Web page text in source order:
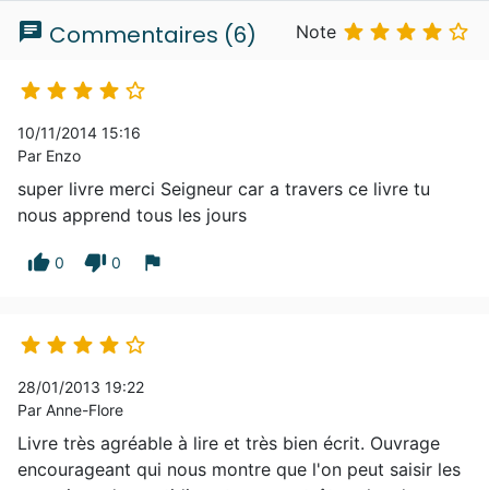
chat Commentaires (6) Note     
    
10/11/2014 15:16
Par Enzo
super livre merci Seigneur car a travers ce livre tu
nous apprend tous les jours
thumb_up 0 thumb_down 0 flag
    
28/01/2013 19:22
Par Anne-Flore
Livre très agréable à lire et très bien écrit. Ouvrage
encourageant qui nous montre que l'on peut saisir les